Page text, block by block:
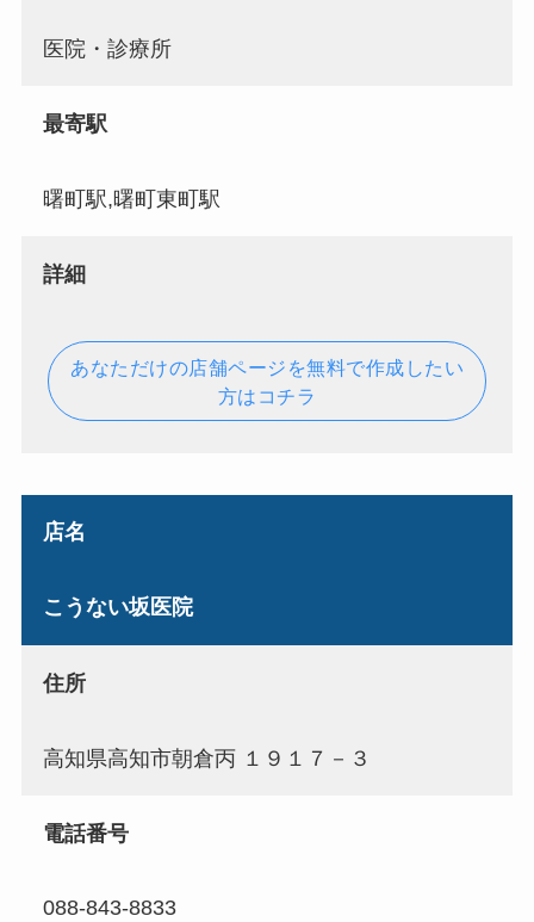
医院・診療所
最寄駅
曙町駅,曙町東町駅
詳細
あなただけの店舗ページを無料で作成したい
方はコチラ
店名
こうない坂医院
住所
高知県高知市朝倉丙 １９１７－３
電話番号
088-843-8833